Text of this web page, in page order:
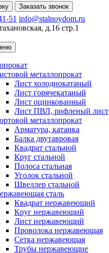
Заказать звонок
51 info@stalnoydom.ru
д.16 стр.1
металлопрокат
Лист холоднокатаный
Лист горячекатаный
Лист оцинкованный
Лист ПВЛ, рифленый лист
металлопрокат
Арматура, катанка
Балка двутавровая
Квадрат стальной
Круг стальной
Полоса стальная
Уголок стальной
Швеллер стальной
сталь
Квадрат нержавеющий
Круг нержавеющий
Лист нержавеющий
Проволока нержавеющая
Сетка нержавеющая
Трубы нержавеющие